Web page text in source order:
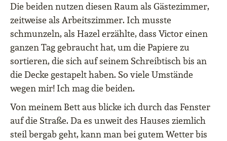
Die beiden nutzen diesen Raum als Gästezimmer,
zeitweise als Arbeitszimmer. Ich musste
schmunzeln, als Hazel erzählte, dass Victor einen
ganzen Tag gebraucht hat, um die Papiere zu
sortieren, die sich auf seinem Schreibtisch bis an
die Decke gestapelt haben. So viele Umstände
wegen mir! Ich mag die beiden.
Von meinem Bett aus blicke ich durch das Fenster
auf die Straße. Da es unweit des Hauses ziemlich
steil bergab geht, kann man bei gutem Wetter bis